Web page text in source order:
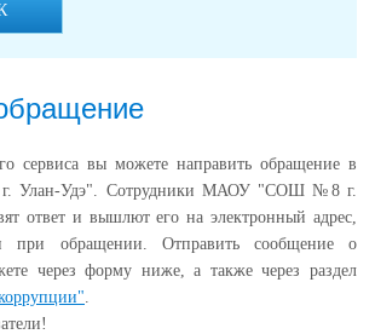
сервиса вы можете направить обращение в
Удэ". Сотрудники МАОУ "СОШ №8 г.
ответ и вышлют его на электронный адрес,
при обращении. Отправить сообщение о
через форму ниже, а также через раздел
.